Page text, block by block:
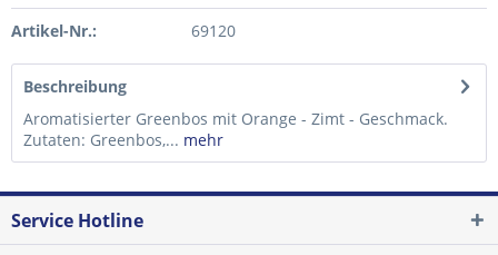
Artikel-Nr.: 69120
Beschreibung
Aromatisierter Greenbos mit Orange - Zimt - Geschmack.
Zutaten: Greenbos,... mehr
Service Hotline